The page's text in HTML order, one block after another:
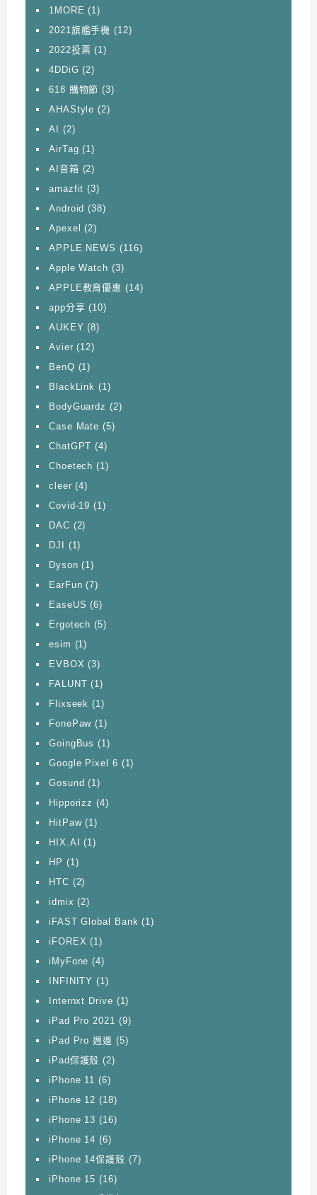
1MORE (1)
2021旗艦手機 (12)
2022投票 (1)
4DDiG (2)
618 購物節 (3)
AHAStyle (2)
AI
(2)
AirTag (1)
AI音箱 (2)
amazfit (3)
Android (38)
Apexel (2)
APPLE NEWS (116)
Apple Watch (3)
APPLE教育優惠 (14)
app分享 (10)
AUKEY (8)
Avier (12)
BenQ (1)
BlackLink (1)
BodyGuardz (2)
Case Mate (5)
ChatGPT (4)
Choetech (1)
cleer (4)
Covid-19 (1)
DAC (2)
DJI
(1)
Dyson (1)
EarFun (7)
EaseUS (6)
Ergotech (5)
esim (1)
EVBOX (3)
FALUNT (1)
Flixseek (1)
FonePaw (1)
GoingBus (1)
Google Pixel 6 (1)
Gosund (1)
Hipporizz (4)
HitPaw(1)
HIX.AI
(1)
HP (1)
HTC (2)
idmix (2)
iFAST Global Bank (1)
iFOREX (1)
iMyFone (4)
INFINITY (1)
Internxt Drive (1)
iPad Pro 2021 (9)
iPad Pro 週邊 (5)
iPad保護殼 (2)
iPhone 11 (6)
iPhone 12 (18)
iPhone 13 (16)
iPhone 14 (6)
iPhone 14保護殼 (7)
iPhone 15 (16)